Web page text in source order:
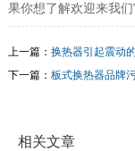
果你想了解欢迎来我
上一篇： 换热器引起震动
下一篇： 板式换热器品牌
相关文章